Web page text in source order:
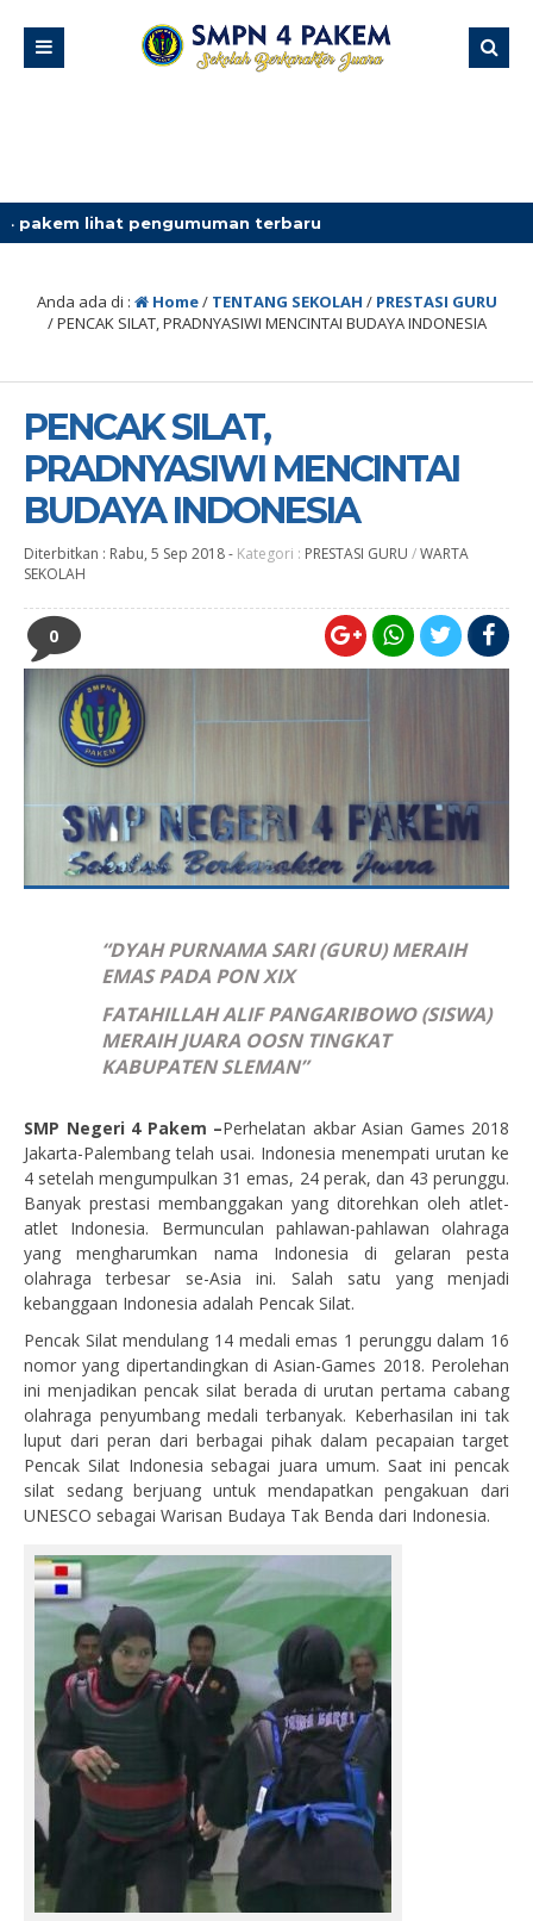
terbaru
Anda ada di : Home/ TENTANG SEKOLAH / PRESTASI GURU
/PENCAK SILAT, PRADNYASIWI MENCINTAI BUDAYA INDONESIA
PENCAK SILAT,
PRADNYASIWI MENCINTAI
BUDAYA INDONESIA
Diterbitkan : Rabu, 5 Sep 2018- Kategori : PRESTASI GURU /WARTA
SEKOLAH
0
“DYAH PURNAMA SARI (GURU) MERAIH
EMAS PADA PON XIX
FATAHILLAH ALIF PANGARIBOWO (SISWA)
MERAIH JUARA OOSN TINGKAT
KABUPATEN SLEMAN”
SMP Negeri 4 Pakem –Perhelatan akbar Asian Games 2018
Jakarta-Palembang telah usai. Indonesia menempati urutan ke
4 setelah mengumpulkan 31 emas, 24 perak, dan 43 perunggu.
Banyak prestasi membanggakan yang ditorehkan oleh atlet-
atlet Indonesia. Bermunculan pahlawan-pahlawan olahraga
yang mengharumkan nama Indonesia di gelaran pesta
olahraga terbesar se-Asia ini. Salah satu yang menjadi
kebanggaan Indonesia adalah Pencak Silat.
Pencak Silat mendulang 14 medali emas 1 perunggu dalam 16
nomor yang dipertandingkan di Asian-Games 2018. Perolehan
ini menjadikan pencak silat berada di urutan pertama cabang
olahraga penyumbang medali terbanyak. Keberhasilan ini tak
luput dari peran dari berbagai pihak dalam pecapaian target
Pencak Silat Indonesia sebagai juara umum. Saat ini pencak
silat sedang berjuang untuk mendapatkan pengakuan dari
UNESCO sebagai Warisan Budaya Tak Benda dari Indonesia.